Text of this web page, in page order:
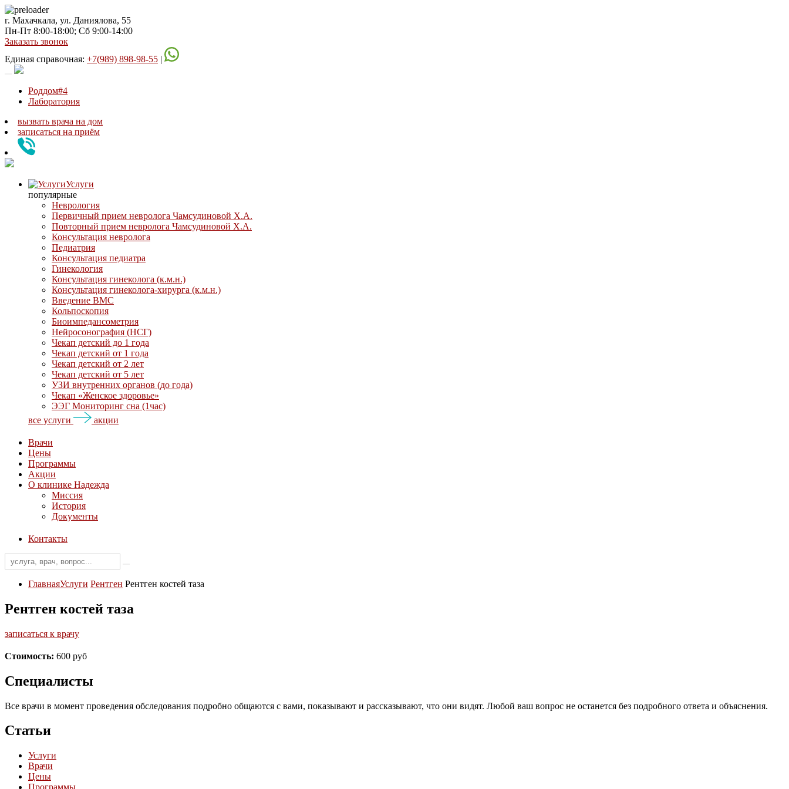
г. Махачкала, ул. Даниялова, 55
Пн-Пт 8:00-18:00; Сб 9:00-14:00
Заказать звонок
Единая справочная: +7(989) 898-98-55 |
Роддом#4
Лаборатория
вызвать врача на дом
записаться на приём
Услуги
популярные
Неврология
Первичный прием невролога Чамсудиновой Х.А.
Повторный прием невролога Чамсудиновой Х.А.
Консультация невролога
Педиатрия
Консультация педиатра
Гинекология
Консультация гинеколога (к.м.н.)
Консультация гинеколога-хирурга (к.м.н.)
Введение ВМС
Кольпоскопия
Биоимпедансометрия
Нейросонография (НСГ)
Чекап детский до 1 года
Чекап детский от 1 года
Чекап детский от 2 лет
Чекап детский от 5 лет
УЗИ внутренних органов (до года)
Чекап «Женское здоровье»
ЭЭГ Мониторинг сна (1час)
все услуги
акции
Врачи
Цены
Программы
Акции
О клинике Надежда
Миссия
История
Документы
Контакты
ГлавнаяУслуги Рентген Рентген костей таза
Рентген костей таза
записаться к врачу
Стоимость: 600 руб
Специалисты
Все врачи в момент проведения обследования подробно общаются с вами, показывают и рассказывают, что они видят. Любой ваш вопрос не останется без подробного ответа и объяснения.
Статьи
Услуги
Врачи
Цены